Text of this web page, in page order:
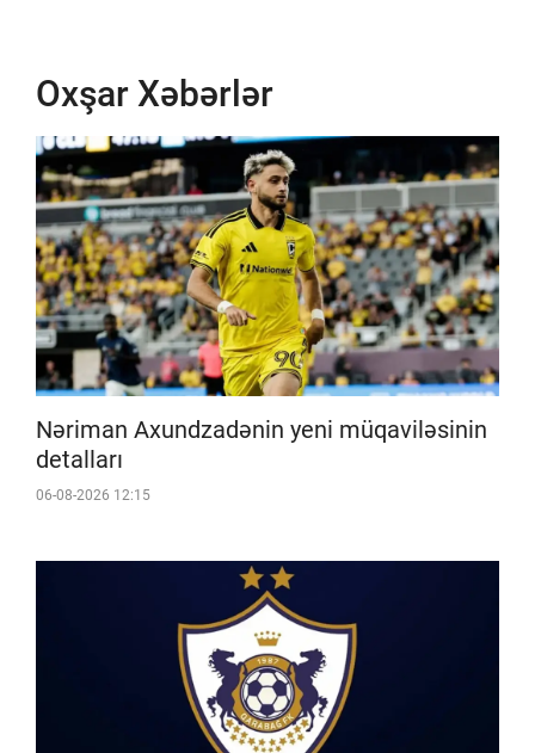
Oxşar Xəbərlər
Nəriman Axundzadənin yeni müqaviləsinin
detalları
06-08-2026 12:15